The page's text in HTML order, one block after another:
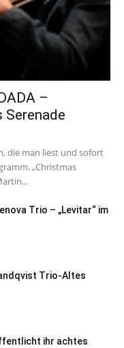
–
Serenade
die man liest und sofort
„Christmas
Trio – „Levitar“ im
Trio-Altes
ihr achtes